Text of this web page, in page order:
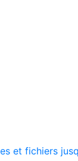
et fichiers